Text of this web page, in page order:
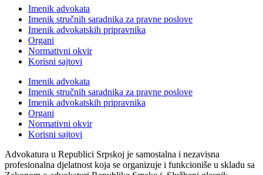
Imenik advokata
Imenik stručnih saradnika za pravne poslove
Imenik advokatskih pripravnika
Organi
Normativni okvir
Korisni sajtovi
Imenik advokata
Imenik stručnih saradnika za pravne poslove
Imenik advokatskih pripravnika
Organi
Normativni okvir
Korisni sajtovi
Advokatura u Republici Srpskoj je samostalna i nezavisna
profesionalna djelatnost koja se organizuje i funkcioniše u skladu sa